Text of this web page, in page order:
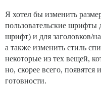
Я хотел бы изменить
пользовательские шрифты
шрифт) и для заголовков/
а также изменить стиль
некоторые из тех вещей,
но, скорее всего,
готовности.